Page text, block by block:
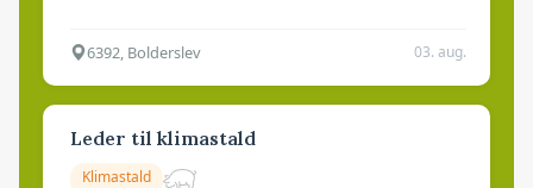
6392, Bolderslev 03. aug.
Leder til klimastald
Klimastald